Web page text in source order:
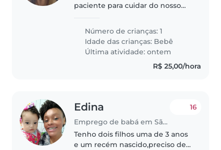
paciente para cuidar do nosso
goste de cozinhar e ajude nas
tarefas domésticas leves. Nossa
bebê é curiosa,..
Número de crianças: 1
Idade das crianças: Bebê
Última atividade: ontem
R$ 25,00/hora
Edina
Emprego de babá em São Paulo (São Paulo)
16
Tenho dois filhos uma de 3 anos
e um recém nascido,preciso de